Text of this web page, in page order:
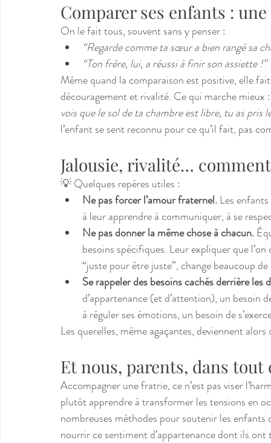
Comparer ses enfants :
On le fait tous, souvent sans y penser :
“Regarde comme ta sœur a bien rangé sa
“Ton frère, lui, a réussi à finir son assiette !”
Même quand la comparaison est positive, elle
découragement et rivalité. Ce qui marche mieux
vois que le sol de ta chambre est libre, tu as pris
l’enfant se sent reconnu pour ce qu’il fait, pas
Jalousie, rivalité…
💡 Quelques repères utiles :
Ne pas forcer l’amour fraternel. Les
à leur apprendre à communiquer, à se
Ne pas donner la même chose à chacun.
besoins spécifiques. Leur expliquer que
“juste pour être juste”, change beaucoup de
Se rappeler des besoins cachés derrière les
d’appartenance (et d’attention), un besoin
à réguler ses émotions, un besoin de
Les querelles, même agaçantes, deviennent alors
Et nous, parents, dans tout
Accompagner une fratrie, ce n’est pas viser
plutôt apprendre à transformer les tensions en
nombreuses méthodes pour soutenir les
nourrir ce sentiment d’appartenance dont ils ont